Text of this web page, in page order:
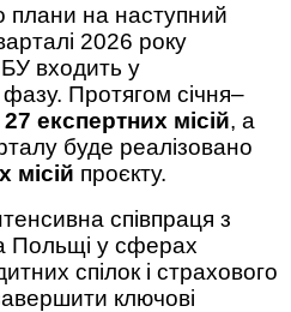
плани на наступний
2026 року
входить у
Протягом січня–
27 експертних місій, а
буде реалізовано
місій проєкту.
співпраця з
Польщі у сферах
спілок і страхового
ключові